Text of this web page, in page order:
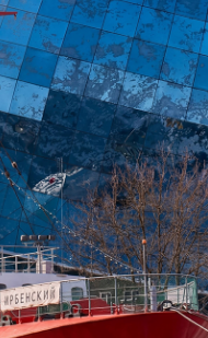
концерт группы
18:00